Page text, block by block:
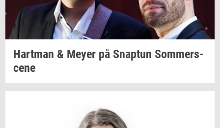
Hart­man & Meyer på Snap­tun Som­mer­s­
ce­ne